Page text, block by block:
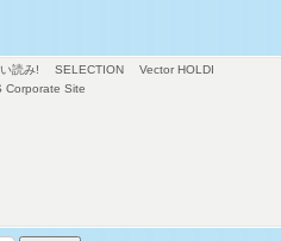
読み! SELECTION
Vector HOLDI
Corporate Site